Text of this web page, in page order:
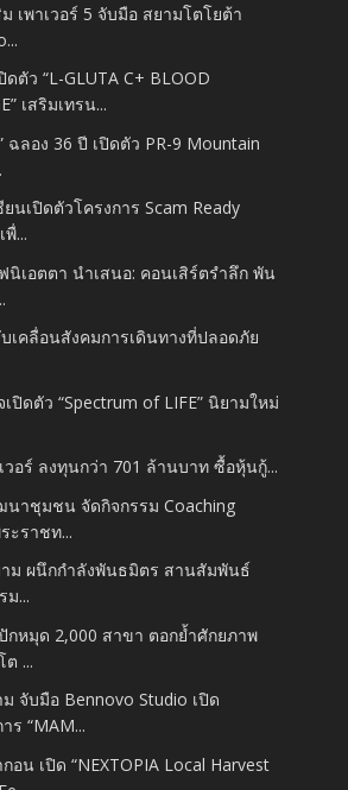
เพาเวอร์ 5 จับมือ สยามโตโยต้า
ดตัว “L-GLUTA C+ BLOOD
เสริมเทรน...
ฉลอง 36 ปี เปิดตัว PR-9 Mountain
นเปิดตัวโครงการ Scam Ready
พื่...
เอตตา นำเสนอ: คอนเสิร์ตรำลึก พัน
เคลื่อนสังคมการเดินทางที่ปลอดภัย
เปิดตัว “Spectrum of LIFE” นิยามใหม่
วอร์ ลงทุนกว่า 701 ล้านบาท ซื้อหุ้นกู้...
นาชุมชน จัดกิจกรรม Coaching
ะราชท...
าม ผนึกกำลังพันธมิตร สานสัมพันธ์
...
ปักหมุด 2,000 สาขา ตอกย้ำศักยภาพ
ต ...
จับมือ Bennovo Studio เปิด
ร “MAM...
อน เปิด “NEXTOPIA Local Harvest